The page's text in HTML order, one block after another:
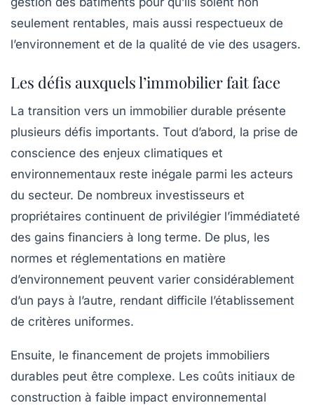
seulement rentables, mais aussi respectueux de
l’environnement et de la qualité de vie des usagers.
Les défis auxquels l’immobilier fait face
La transition vers un immobilier durable présente
plusieurs défis importants. Tout d’abord, la prise de
conscience des enjeux climatiques et
environnementaux reste inégale parmi les acteurs
du secteur. De nombreux investisseurs et
propriétaires continuent de privilégier l’immédiateté
des gains financiers à long terme. De plus, les
normes et réglementations en matière
d’environnement peuvent varier considérablement
d’un pays à l’autre, rendant difficile l’établissement
de critères uniformes.
Ensuite, le financement de projets immobiliers
durables peut être complexe. Les coûts initiaux de
construction à faible impact environnemental